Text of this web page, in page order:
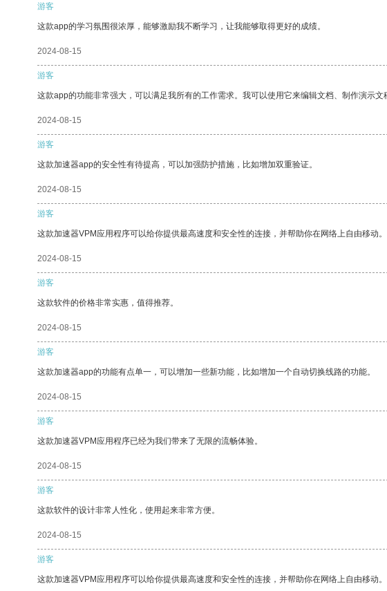
游客
这款app的学习氛围很浓厚，能够激励我不断学习，让我能够取得更好的成绩。
2024-08-15
游客
这款app的功能非常强大，可以满足我所有的工作需求。我可以使用它来编辑文档、制作演示文
2024-08-15
游客
这款加速器app的安全性有待提高，可以加强防护措施，比如增加双重验证。
2024-08-15
游客
这款加速器VPM应用程序可以给你提供最高速度和安全性的连接，并帮助你在网络上自由移动。
2024-08-15
游客
这款软件的价格非常实惠，值得推荐。
2024-08-15
游客
这款加速器app的功能有点单一，可以增加一些新功能，比如增加一个自动切换线路的功能。
2024-08-15
游客
这款加速器VPM应用程序已经为我们带来了无限的流畅体验。
2024-08-15
游客
这款软件的设计非常人性化，使用起来非常方便。
2024-08-15
游客
这款加速器VPM应用程序可以给你提供最高速度和安全性的连接，并帮助你在网络上自由移动。